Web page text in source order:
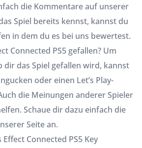
die Kommentare auf unserer
Spiel bereits kennst, kannst du
in dem du es bei uns bewertest.
Connected PS5 gefallen? Um
dir das Spiel gefallen wird, kannst
oder einen Let’s Play-
die Meinungen anderer Spieler
Schaue dir dazu einfach die
Seite an.
Connected PS5 Key